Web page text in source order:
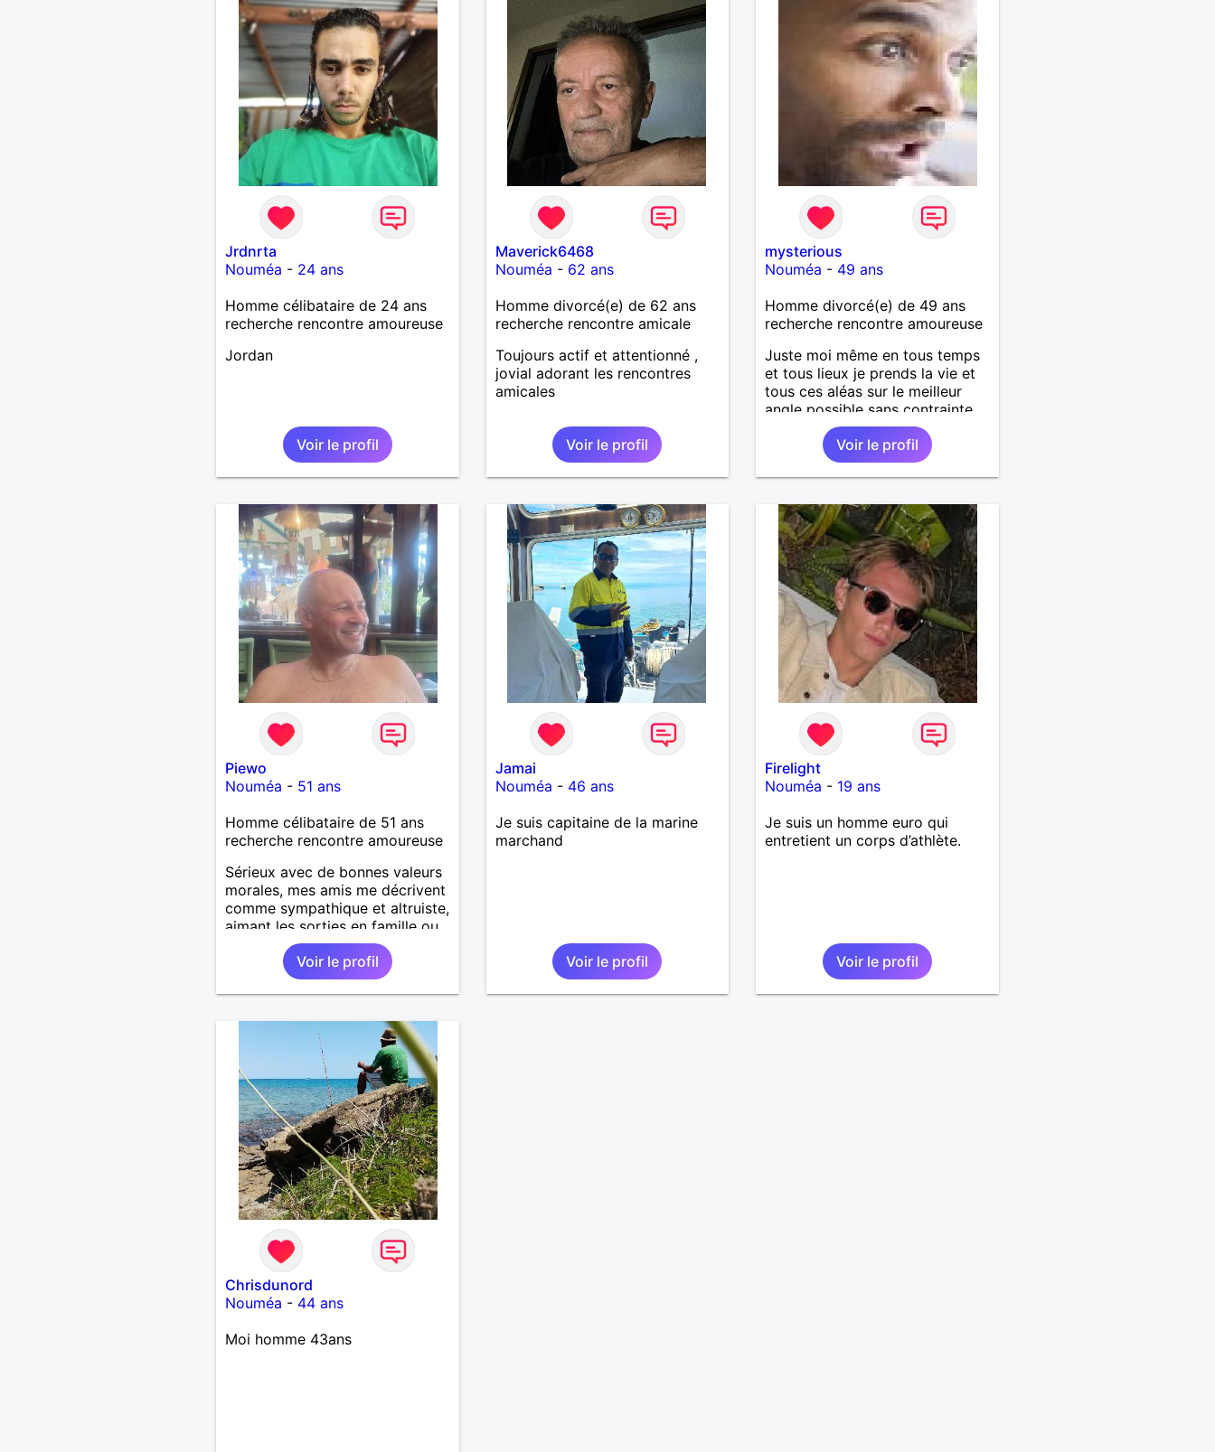
ensuite où cela mène. Je
privilégie la douceur, l’humour
tranquille et la curiosité pour
l’autre.
Jrdnrta
Nouméa - 24 ans
Homme célibataire de 24 ans
recherche rencontre amoureuse
Jordan
Voir le profil
Maverick6468
Nouméa - 62 ans
Homme divorcé(e) de 62 ans
recherche rencontre amicale
Toujours actif et attentionné ,
jovial adorant les rencontres
amicales
Voir le profil
mysterious
Nouméa - 49 ans
Homme divorcé(e) de 49 ans
recherche rencontre amoureuse
Juste moi même en tous temps
et tous lieux je prends la vie et
tous ces aléas sur le meilleur
angle possible sans contrainte
et ni haine. A bientôt.
Voir le profil
Piewo
Nouméa - 51 ans
Homme célibataire de 51 ans
recherche rencontre amoureuse
Sérieux avec de bonnes valeurs
morales, mes amis me décrivent
comme sympathique et altruiste,
aimant les sorties en famille ou
amis. J'aime voyager et
découvrir d'autres cultures...
Voir le profil
Jamai
Nouméa - 46 ans
Je suis capitaine de la marine
marchand
Voir le profil
Firelight
Nouméa - 19 ans
Je suis un homme euro qui
entretient un corps d’athlète.
Voir le profil
Chrisdunord
Nouméa - 44 ans
Moi homme 43ans